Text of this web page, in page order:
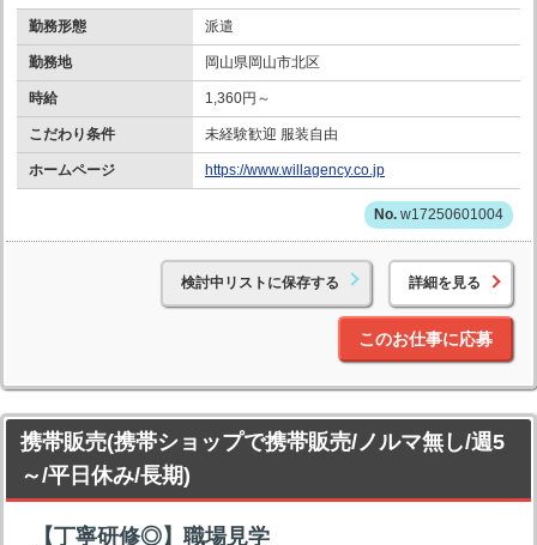
勤務形態 派遣
勤務地 岡山県岡山市北区
時給 1,360円～
こだわり条件 未経験歓迎 服装自由
ホームページ https://www.willagency.co.jp
w17250601004
検討中リストに保存する 詳細を見る
このお仕事に応募
携帯販売(携帯ショップで携帯販売/ノルマ無し/週5
～/平日休み/長期)
【丁寧研修◎】職場見学